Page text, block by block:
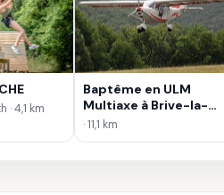
4,1 km
Baptême en ULM
Multiaxe à Brive-la-
Gaillarde
· 11,1 km